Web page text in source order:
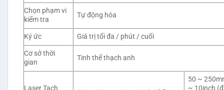
Chọn phạm vi
kiểm tra
Tự động hóa
Ký ức
Giá trị tối đa / phút / cuối
Cơ sở thời
gian
Tinh thể thạch anh
Laser Tach
50 ~
~ 10inch